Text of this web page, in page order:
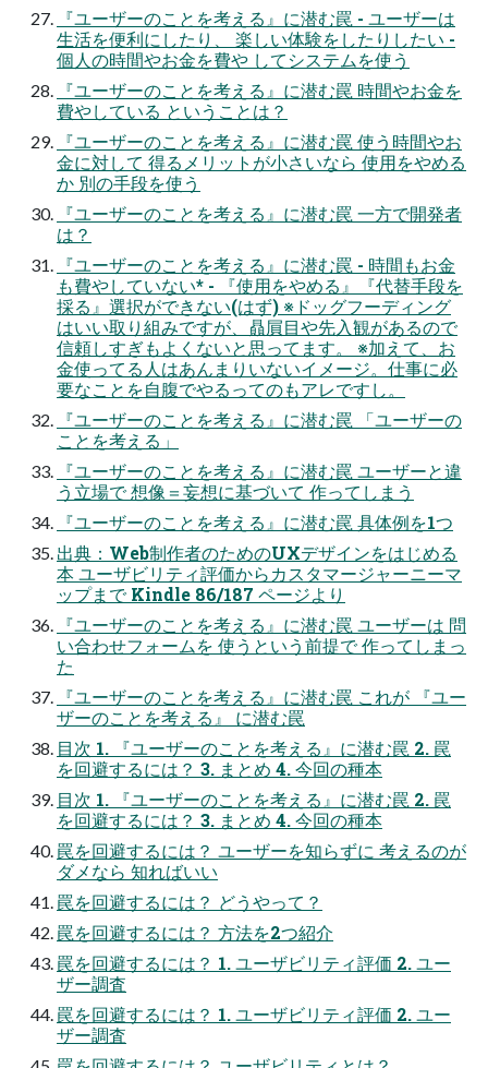
『ユーザーのことを考える』に潜む罠 - ユーザーは
生活を便利にしたり、 楽しい体験をしたりしたい -
個人の時間やお金を費や してシステムを使う
『ユーザーのことを考える』に潜む罠 時間やお金を
費やしている ということは？
『ユーザーのことを考える』に潜む罠 使う時間やお
金に対して 得るメリットが小さいなら 使用をやめる
か 別の手段を使う
『ユーザーのことを考える』に潜む罠 一方で開発者
は？
『ユーザーのことを考える』に潜む罠 - 時間もお金
も費やしていない* - 『使用をやめる』『代替手段を
採る』選択ができない(はず) ※ドッグフーディング
はいい取り組みですが、贔屓目や先入観があるので
信頼しすぎもよくないと思ってます。 ※加えて、お
金使ってる人はあんまりいないイメージ。仕事に必
要なことを自腹でやるってのもアレですし。
『ユーザーのことを考える』に潜む罠 「ユーザーの
ことを考える」
『ユーザーのことを考える』に潜む罠 ユーザーと違
う立場で 想像＝妄想に基づいて 作ってしまう
『ユーザーのことを考える』に潜む罠 具体例を1つ
出典：Web制作者のためのUXデザインをはじめる
本 ユーザビリティ評価からカスタマージャーニーマ
ップまで Kindle 86/187 ページより
『ユーザーのことを考える』に潜む罠 ユーザーは 問
い合わせフォームを 使うという前提で 作ってしまっ
た
『ユーザーのことを考える』に潜む罠 これが 『ユー
ザーのことを考える』 に潜む罠
目次 1. 『ユーザーのことを考える』に潜む罠 2. 罠
を回避するには？ 3. まとめ 4. 今回の種本
目次 1. 『ユーザーのことを考える』に潜む罠 2. 罠
を回避するには？ 3. まとめ 4. 今回の種本
罠を回避するには？ ユーザーを知らずに 考えるのが
ダメなら 知ればいい
罠を回避するには？ どうやって？
罠を回避するには？ 方法を2つ紹介
罠を回避するには？ 1. ユーザビリティ評価 2. ユー
ザー調査
罠を回避するには？ 1. ユーザビリティ評価 2. ユー
ザー調査